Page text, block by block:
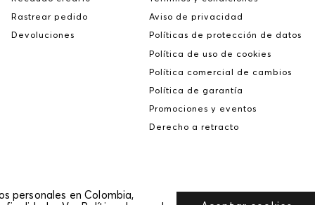
Rastrear pedido
Devoluciones
Aviso de privacidad
Políticas de protección de datos
Política de uso de cookies
Política comercial de cambios
Política de garantía
Promociones y eventos
Derecho a retracto
personales en Colombia,